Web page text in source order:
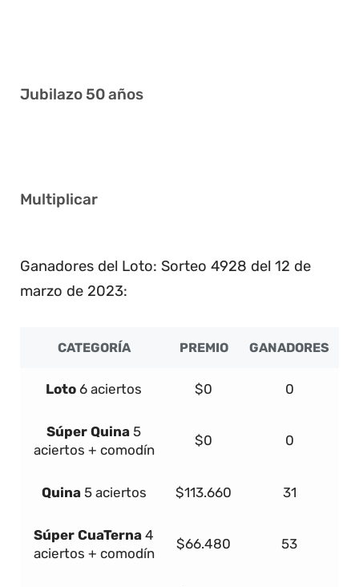
Jubilazo 50 años
Multiplicar
Ganadores del Loto: Sorteo 4928 del 12 de
marzo de 2023:
CATEGORÍA PREMIO GANADORES
Loto 6 aciertos $0 0
Súper Quina 5
aciertos + comodín
$0 0
Quina 5 aciertos $113.660 31
Súper CuaTerna 4
aciertos + comodín
$66.480 53